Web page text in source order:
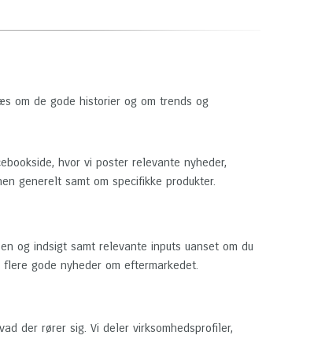
om de gode historier og om trends og
hvor vi poster relevante nyheder,
generelt samt om specifikke produkter.
og indsigt samt relevante inputs uanset om du
gode nyheder om eftermarkedet.
der rører sig. Vi deler virksomhedsprofiler,